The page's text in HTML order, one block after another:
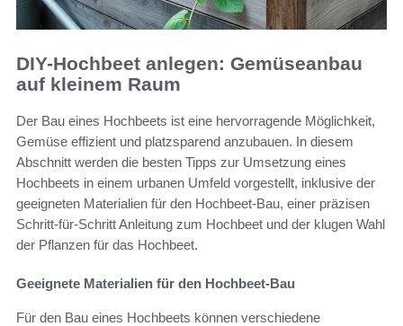
DIY-Hochbeet anlegen: Gemüseanbau
auf kleinem Raum
Der Bau eines Hochbeets ist eine hervorragende Möglichkeit,
Gemüse effizient und platzsparend anzubauen. In diesem
Abschnitt werden die besten Tipps zur Umsetzung eines
Hochbeets in einem urbanen Umfeld vorgestellt, inklusive der
geeigneten Materialien für den Hochbeet-Bau, einer präzisen
Schritt-für-Schritt Anleitung zum Hochbeet und der klugen Wahl
der Pflanzen für das Hochbeet.
Geeignete Materialien für den Hochbeet-Bau
Für den Bau eines Hochbeets können verschiedene